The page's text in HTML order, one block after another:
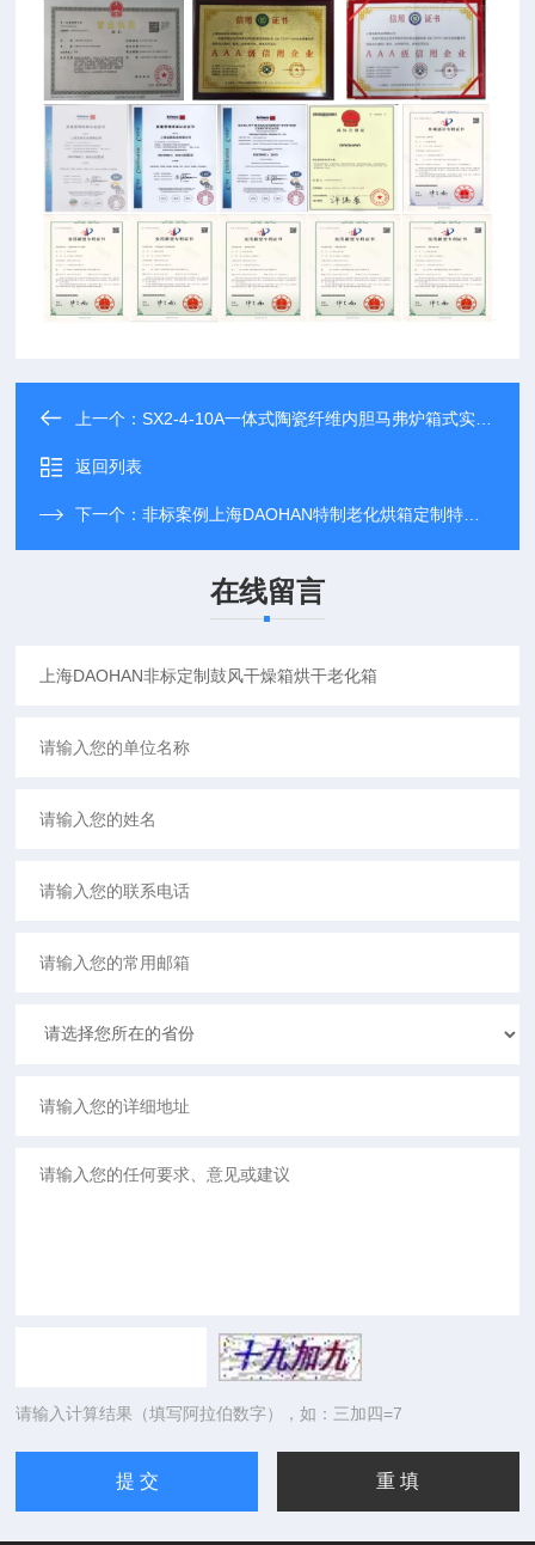
上一个：SX2-4-10A一体式陶瓷纤维内胆马弗炉箱式实验电阻炉
返回列表
下一个：非标案例上海DAOHAN特制老化烘箱定制特殊用途干燥箱
在线留言
请输入计算结果（填写阿拉伯数字），如：三加四=7